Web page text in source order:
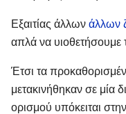
Εξαιτίας άλλων άλλων
απλά να υιοθετήσουμε
Έτσι τα
μετακινήθηκαν σε μία
ορισμού υπόκειται